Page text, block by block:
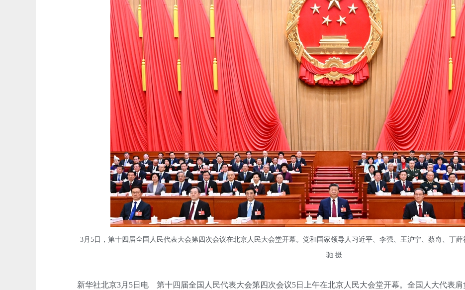
3月5日，第十四届全国人民代表大会第四次会议在北京人民大会堂开幕。党和国家领导人习近平、李强、王沪宁、蔡奇、丁
驰 摄
新华社北京3月5日电 第十四届全国人民代表大会第四次会议5日上午在北京人民大会堂开幕。全国人大代表肩